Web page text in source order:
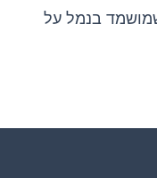
בנמל על